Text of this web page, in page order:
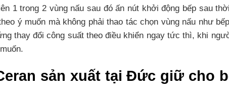
1 trong 2 vùng nấu sau đó ấn nút khởi động bếp sau
ý muốn mà không phải thao tác chọn vùng nấu như
thay đổi công suất theo điều khiển ngay tức thì, khi
sản xuất tại Đức giữ cho